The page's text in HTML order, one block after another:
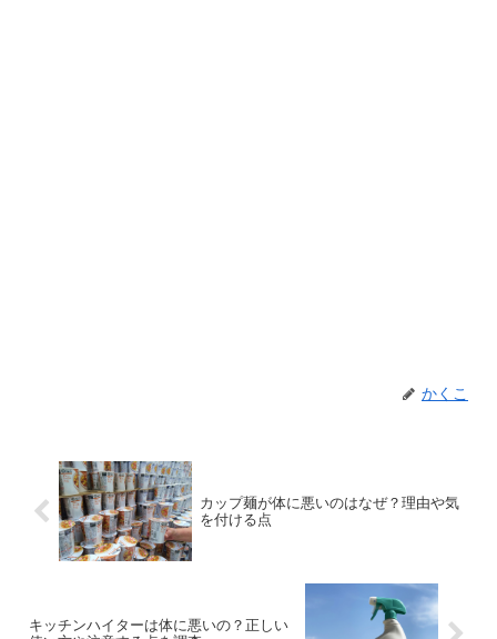
かくこ
カップ麺が体に悪いのはなぜ？理由や気
を付ける点
キッチンハイターは体に悪いの？正しい